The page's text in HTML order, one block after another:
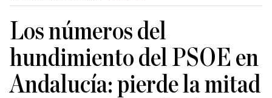
Los números del
hundimiento del PSOE en
Andalucía: pierde la mitad